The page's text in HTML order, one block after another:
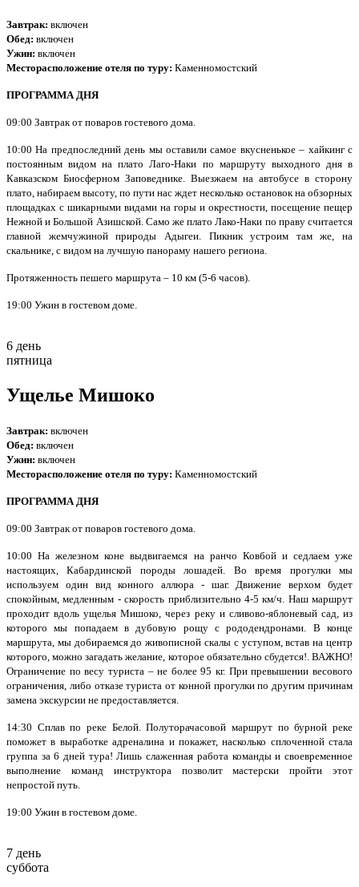
Завтрак: включен
Обед: включен
Ужин: включен
Месторасположение отеля по туру: Каменномостский
ПРОГРАММА ДНЯ
09:00 Завтрак от поваров гостевого дома.
10:00 На предпоследний день мы оставили самое вкусненькое – хайкинг с
постоянным видом на плато Лаго-Наки по маршруту выходного дня в
Кавказском Биосферном Заповеднике. Выезжаем на автобусе в сторону
плато, набираем высоту, по пути нас ждет несколько остановок на обзорных
площадках с шикарными видами на горы и окрестности, посещение пещер
Нежной и Большой Азишской. Само же плато Лако-Наки по праву считается
главной жемчужиной природы Адыгеи. Пикник устроим там же, на
скальнике, с видом на лучшую панораму нашего региона.
Протяженность пешего маршрута – 10 км (5-6 часов).
19:00 Ужин в гостевом доме.
6 день
пятница
Ущелье Мишоко
Завтрак: включен
Обед: включен
Ужин: включен
Месторасположение отеля по туру: Каменномостский
ПРОГРАММА ДНЯ
09:00 Завтрак от поваров гостевого дома.
10:00 На железном коне выдвигаемся на ранчо Ковбой и седлаем уже
настоящих, Кабардинской породы лошадей. Во время прогулки мы
используем один вид конного аллюра - шаг. Движение верхом будет
спокойным, медленным - скорость приблизительно 4-5 км/ч. Наш маршрут
проходит вдоль ущелья Мишоко, через реку и сливово-яблоневый сад, из
которого мы попадаем в дубовую рощу с рододендронами. В конце
маршрута, мы добираемся до живописной скалы с уступом, встав на центр
которого, можно загадать желание, которое обязательно сбудется!. ВАЖНО!
Ограничение по весу туриста – не более 95 кг. При превышении весового
ограничения, либо отказе туриста от конной прогулки по другим причинам
замена экскурсии не предоставляется.
14:30 Сплав по реке Белой. Полуторачасовой маршрут по бурной реке
поможет в выработке адреналина и покажет, насколько сплоченной стала
группа за 6 дней тура! Лишь слаженная работа команды и своевременное
выполнение команд инструктора позволит мастерски пройти этот
непростой путь.
19:00 Ужин в гостевом доме.
7 день
суббота